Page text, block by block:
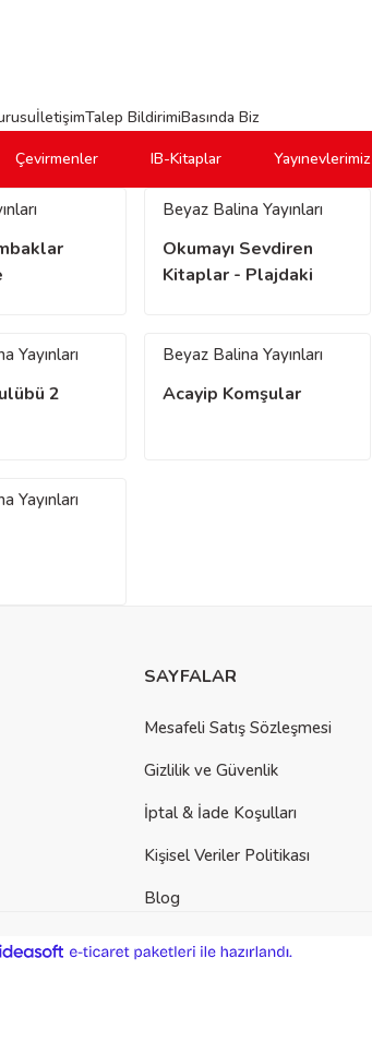
İletişimTalep BildirimiBasında Biz
Çevirmenler IB-Kitaplar Yayınevlerimiz
Beyaz Balina Yayınları
Okumayı Sevdiren
Kitaplar - Plajdaki
Yayınları
2
Beyaz Balina Yayınları
Acayip Komşular
Yayınları
SAYFALAR
Mesafeli Satış Sözleşmesi
Gizlilik ve Güvenlik
İptal & İade Koşulları
Kişisel Veriler Politikası
Blog
ideasoft
e-